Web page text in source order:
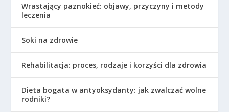
Wrastający paznokieć: objawy, przyczyny i metody
leczenia
Soki na zdrowie
Rehabilitacja: proces, rodzaje i korzyści dla zdrowia
Dieta bogata w antyoksydanty: jak zwalczać wolne
rodniki?